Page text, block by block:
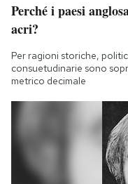
Perché i paesi
acri?
Per ragioni storiche,
consuetudinarie sono
metrico decimale